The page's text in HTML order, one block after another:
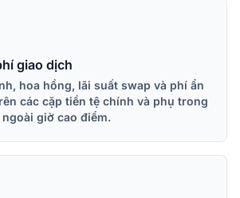
giao dịch
hoa hồng, lãi suất swap và phí ẩn
các cặp tiền tệ chính và phụ trong
giờ cao điểm.